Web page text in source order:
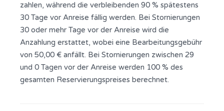
zahlen, während die verbleibenden 90 % spätestens
30 Tage vor Anreise fällig werden. Bei Stornierungen
30 oder mehr Tage vor der Anreise wird die
Anzahlung erstattet, wobei eine Bearbeitungsgebühr
von 50,00 € anfällt. Bei Stornierungen zwischen 29
und 0 Tagen vor der Anreise werden 100 % des
gesamten Reservierungspreises berechnet.